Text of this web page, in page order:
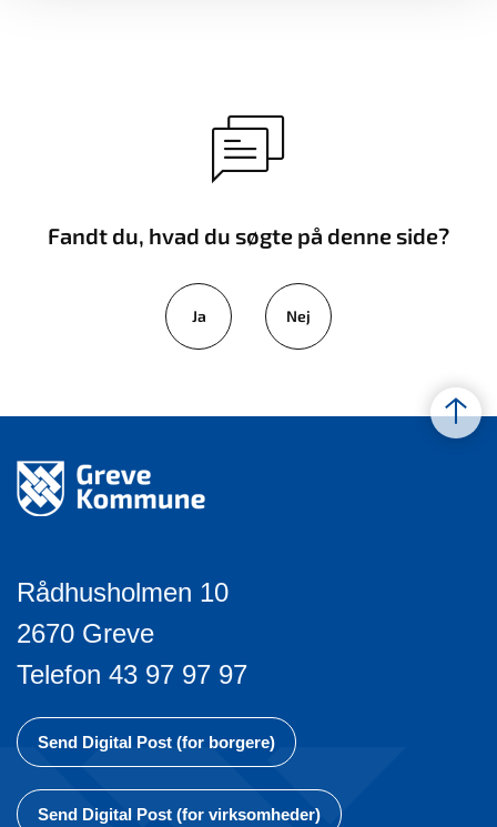
Fandt du, hvad du søgte på denne side?
Ja Nej
Rådhusholmen 10
2670 Greve
Telefon 43 97 97 97
Send Digital Post (for borgere)
Send Digital Post (for virksomheder)